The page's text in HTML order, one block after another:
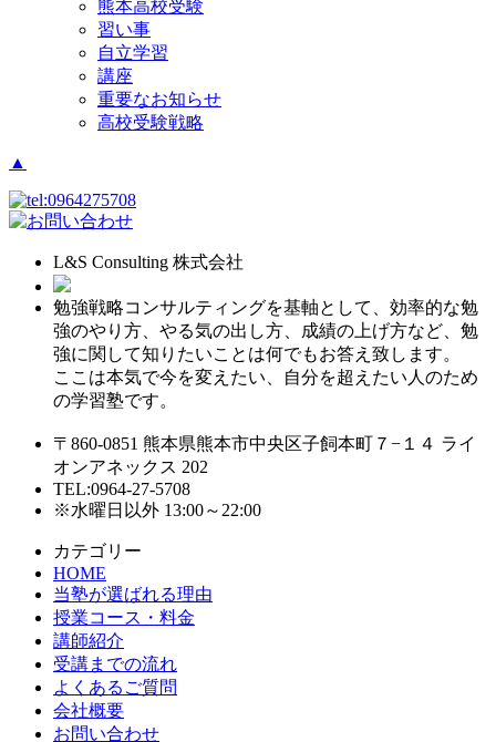
熊本高校受験
習い事
自立学習
講座
重要なお知らせ
高校受験戦略
▲
L&S Consulting 株式会社
勉強戦略コンサルティングを基軸として、効率的な勉
強のやり方、やる気の出し方、成績の上げ方など、勉
強に関して知りたいことは何でもお答え致します。
ここは本気で今を変えたい、自分を超えたい人のため
の学習塾です。
〒860-0851 熊本県熊本市中央区子飼本町７−１４ ライ
オンアネックス 202
TEL:0964-27-5708
※水曜日以外 13:00～22:00
カテゴリー
HOME
当塾が選ばれる理由
授業コース・料金
講師紹介
受講までの流れ
よくあるご質問
会社概要
お問い合わせ